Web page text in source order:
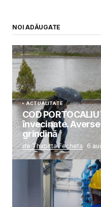
NOI ADĂUGATE
ACTUALITATE
COD
învecinate.
grindină
de Thabitta Fecheta 6